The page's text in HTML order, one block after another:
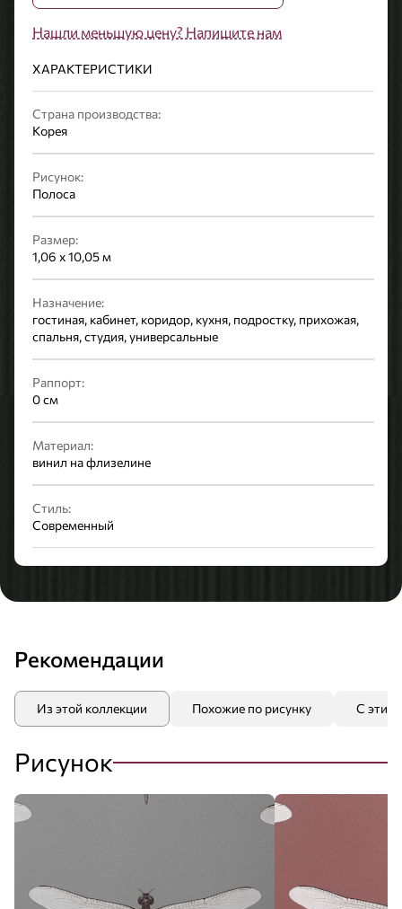
Нашли меньшую цену? Напишите нам
ХАРАКТЕРИСТИКИ
Страна производства:
Корея
Рисунок:
Полоса
Размер:
1,06 x 10,05 м
Назначение:
гостиная, кабинет, коридор, кухня, подростку, прихожая,
спальня, студия, универсальные
Раппорт:
0 см
Материал:
винил на флизелине
Стиль:
Современный
Рекомендации
Из этой коллекции Похожие по рисунку С этим
Рисунок